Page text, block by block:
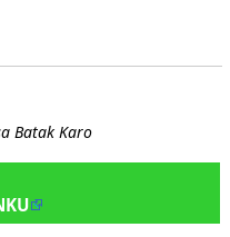
Batak Karo